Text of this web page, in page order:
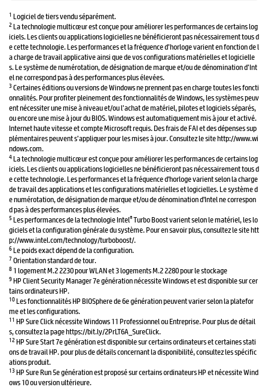
1 Logiciel de tiers vendu séparément.
2La technologie multicœur est conçue pour améliorer les performances de certains log
iciels. Les clients ou applications logicielles ne bénéficieront pas nécessairement tous d
e cette technologie. Les performances et la fréquence d’horloge varient en fonction de l
a charge de travail applicative ainsi que de vos configurations matérielles et logicielle
s. Le système de numérotation, de désignation de marque et/ou de dénomination d’Int
el ne correspond pas à des performances plus élevées.
3 Certaines éditions ou versions de Windows ne prennent pas en charge toutes les foncti
onnalités. Pour profiter pleinement des fonctionnalités de Windows, les systèmes peuv
ent nécessiter une mise à niveau et/ou l’achat de matériel, pilotes et logiciels séparés,
ou encore une mise à jour du BIOS. Windows est automatiquement mis à jour et activé.
Internet haute vitesse et compte Microsoft requis. Des frais de FAI et des dépenses sup
plémentaires peuvent s’appliquer pour les mises à jour. Consultez le site http://www.wi
ndows.com.
4La technologie multicœur est conçue pour améliorer les performances de certains log
iciels. Les clients ou applications logicielles ne bénéficieront pas nécessairement tous d
e cette technologie. Les performances et la fréquence d'horloge varient selon la charge
de travail des applications et les configurations matérielles et logicielles. Le système d
e numérotation, de désignation de marque et/ou de dénomination d'Intel ne correspon
d pas à des performances plus élevées.
5Les performances de la technologie Intel®Turbo Boost varient selon le matériel, les lo
giciels et la configuration générale du système. Pour en savoir plus, consultez le site htt
p://www.intel.com/technology/turboboost/.
6Le poids exact dépend de la configuration.
7Orientation standard de tour.
8 1 logement M.2 2230 pour WLAN et 3 logements M.2 2280 pour le stockage
9HP Client Security Manager 7e génération nécessite Windows et est disponible sur cer
tains ordinateurs HP.
10Les fonctionnalités HP BIOSphere de 6e génération peuvent varier selon la platefor
me et les configurations.
11 HP Sure Click nécessite Windows 11 Professionnel ou Entreprise. Pour plus de détail
s, consultez la page https://bit.ly/2PrLT6A_SureClick.
12HP Sure Start 7e génération est disponible sur certains ordinateurs et certaines stati
ons de travail HP. pour plus de détails concernant la disponibilité, consultez les spécific
ations produit.
13 HP Sure Run 5e génération est proposé sur certains ordinateurs HP et nécessite Wind
ows 10 ou version ultérieure.